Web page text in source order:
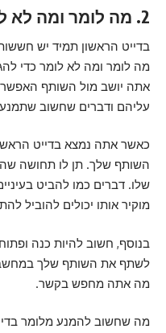
2. מה לומר ומה לא לומר בדייט הראשון
בדייט הראשון תמיד יש
מה לומר ומה לא לומר כדי
אתה יושב מול השותף
עליהם ודברים שחשוב
כאשר אתה נמצא בדייט
השותף שלך. תן לו תחושה
שלו. דברים כמו להביט
מוקיר אותו יכולים להוביל
בנוסף, חשוב להיות כנה
לשתף את השותף שלך
מה אתה מחפש בקשר.
מה שחשוב להמנע מלומר